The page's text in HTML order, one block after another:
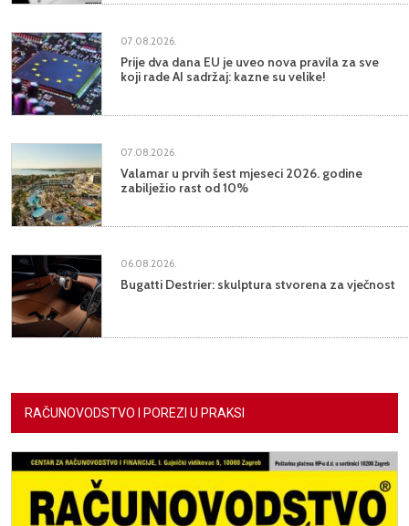
07.08.2026.
Prije dva dana EU je uveo nova pravila za sve
koji rade AI sadržaj: kazne su velike!
07.08.2026.
Valamar u prvih šest mjeseci 2026. godine
zabilježio rast od 10%
06.08.2026.
Bugatti Destrier: skulptura stvorena za vječnost
RAČUNOVODSTVO I POREZI U PRAKSI